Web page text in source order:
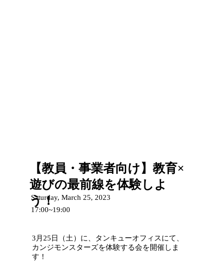
【教員・事業者向け】教育×
遊びの最前線を体験しよ
う！
3月25日（土）に、タンキューオフィスにて、
カンジモンスターズを体験する会を開催しま
す！
Saturday, March 25, 2023
17:00~19:00